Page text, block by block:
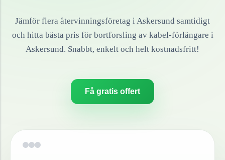
Jämför flera återvinningsföretag iAskersund samtidigt
och hitta bästa pris för bortforsling av kabel-förlängare i
Askersund. Snabbt, enkelt och helt kostnadsfritt!
Få gratis offert